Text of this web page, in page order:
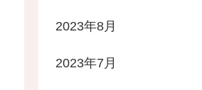
2023年8月
2023年7月